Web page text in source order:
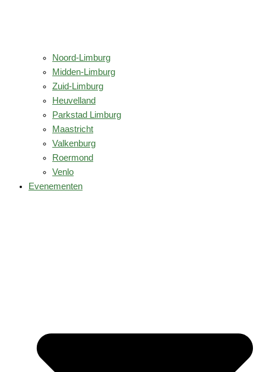
Noord-Limburg
Midden-Limburg
Zuid-Limburg
Heuvelland
Parkstad Limburg
Maastricht
Valkenburg
Roermond
Venlo
Evenementen